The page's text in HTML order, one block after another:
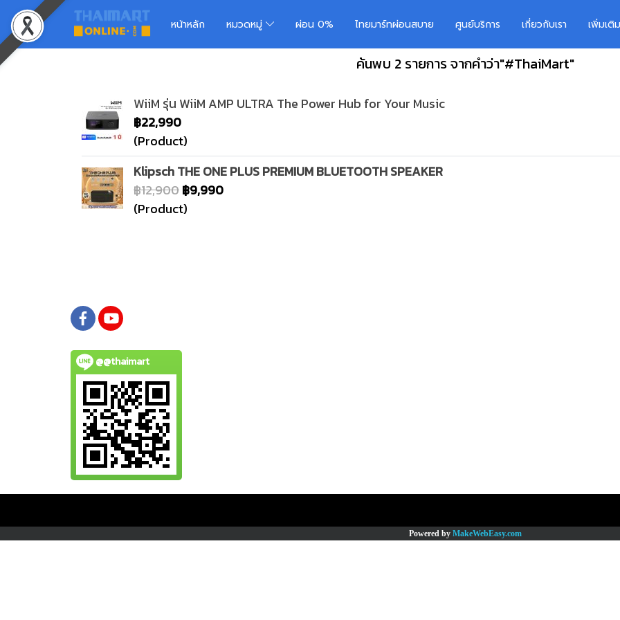
หน้าหลัก หมวดหมู่ ผ่อน 0% ไทยมาร์ทผ่อนสบาย ศูนย์บริการ เกี่ยวกับเรา เพิ่มเ
ค้นพบ 2 รายการ จากคำว่า"#ThaiMart"
WiiM รุ่น WiiM AMP ULTRA The Power Hub for Your Music
฿22,990
(Product)
Klipsch THE ONE PLUS PREMIUM BLUETOOTH SPEAKER
฿12,900฿9,990
(Product)
@@thaimart
Powered by MakeWebEasy.com